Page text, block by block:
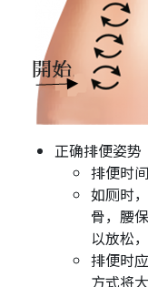
正确排便姿势
排便时
如厕时
骨，腰
以放松
排便时
方式将